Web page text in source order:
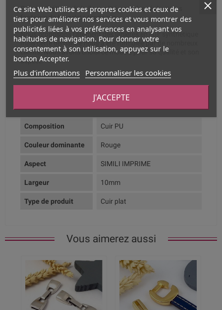
Cuir synthétique de belle qualité pour des réalisations
fantaisie de bracelets tendance.
Nous proposons rarement des lanières en cuir synthétique
mais cette demande nous a été formulée par de nombreux
clients. Nous avons choisi ce modèle pour sa qualité et son
aspect.
Composition Cuir PU
Couleur dominante Rouge
Aspect SIMILI IMPRIME
Largeur 10mm
Type de produit Cuir plat
Vous aimerez aussi
Ce site Web utilise ses propres cookies et ceux de
tiers pour améliorer nos services et vous montrer des
publicités liées à vos préférences en analysant vos
habitudes de navigation. Pour donner votre
consentement à son utilisation, appuyez sur le
bouton Accepter.
Plus d'informations Personnaliser les cookies
J'ACCEPTE